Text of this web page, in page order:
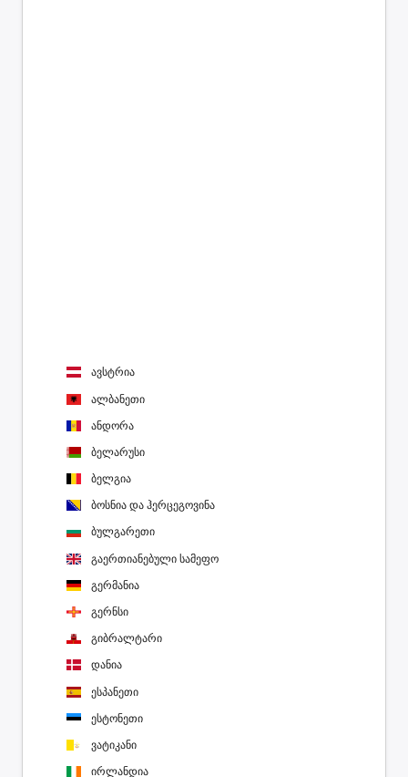
ავსტრია
ალბანეთი
ანდორა
ბელარუსი
ბელგია
ბოსნია და ჰერცეგოვინა
ბულგარეთი
გაერთიანებული სამეფო
გერმანია
გერნსი
გიბრალტარი
დანია
ესპანეთი
ესტონეთი
ვატიკანი
ირლანდია